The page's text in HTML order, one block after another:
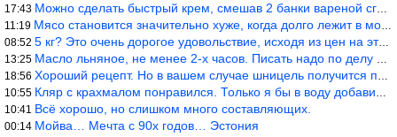
17:43 Можно сделать быстрый крем, смешав 2 банки вареной сгущенки со с
11:19 Мясо становится значительно хуже, когда долго лежит в морозилке
08:52 5 кг? Это очень дорогое удовольствие, исходя из цен на эту ягоду
13:25 Масло льняное, не менее 2-х часов. Писать надо по делу и подробн
18:56 Хороший рецепт. Но в вашем случае шницель получится парено-варен
10:55 Кляр с крахмалом понравился. Только я бы в воду добавил бы молок
10:41 Всё хорошо, но слишком много составляющих.
00:14 Мойва… Мечта с 90х годов… Эстония